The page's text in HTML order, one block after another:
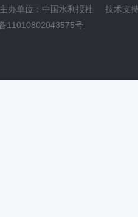
主办单位：中国水利报社
技术支
11010802043575号